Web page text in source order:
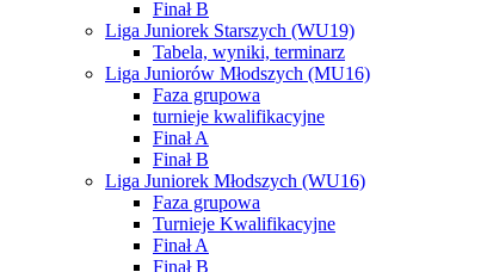
Finał B
Liga Juniorek Starszych (WU19)
Tabela, wyniki, terminarz
Liga Juniorów Młodszych (MU16)
Faza grupowa
turnieje kwalifikacyjne
Finał A
Finał B
Liga Juniorek Młodszych (WU16)
Faza grupowa
Turnieje Kwalifikacyjne
Finał A
Finał B